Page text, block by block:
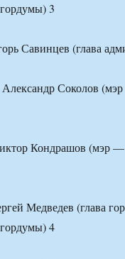
3
Савинцев (глава
Соколов
Кондрашов (мэр
Медведев (глава
гордумы) 4